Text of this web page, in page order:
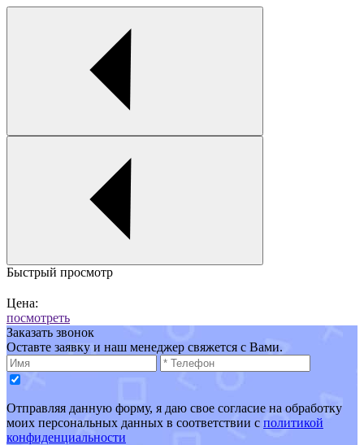
Быстрый просмотр
Цена:
посмотреть
Заказать звонок
Оставте заявку и наш менеджер свяжется с Вами.
Отправляя данную форму, я даю свое согласие на обработку
моих персональных данных в соответствии с политикой
конфиденциальности